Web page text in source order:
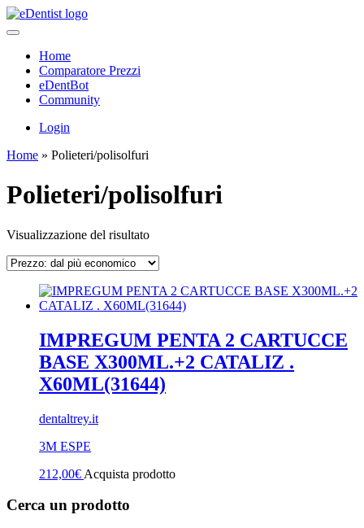
Home
Comparatore Prezzi
eDentBot
Community
Login
Home » Polieteri/polisolfuri
Polieteri/polisolfuri
Visualizzazione del risultato
IMPREGUM PENTA 2 CARTUCCE
BASE X300ML.+2 CATALIZ .
X60ML(31644)
dentaltrey.it
3M ESPE
212,00€ Acquista prodotto
Cerca un prodotto